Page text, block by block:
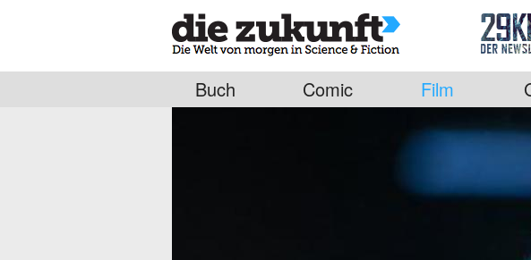
Buch Comic Film